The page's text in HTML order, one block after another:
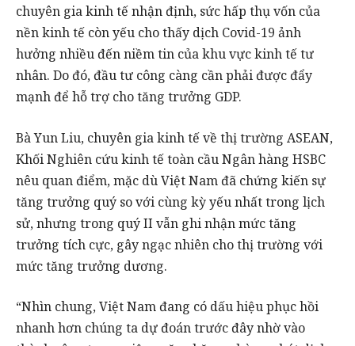
chuyên gia kinh tế nhận định, sức hấp thụ vốn của
nền kinh tế còn yếu cho thấy dịch Covid-19 ảnh
hưởng nhiều đến niềm tin của khu vực kinh tế tư
nhân. Do đó, đầu tư công càng cần phải được đẩy
mạnh để hỗ trợ cho tăng trưởng GDP.
Bà Yun Liu, chuyên gia kinh tế về thị trường ASEAN,
Khối Nghiên cứu kinh tế toàn cầu Ngân hàng HSBC
nêu quan điểm, mặc dù Việt Nam đã chứng kiến sự
tăng trưởng quý so với cùng kỳ yếu nhất trong lịch
sử, nhưng trong quý II vẫn ghi nhận mức tăng
trưởng tích cực, gây ngạc nhiên cho thị trường với
mức tăng trưởng dương.
“Nhìn chung, Việt Nam đang có dấu hiệu phục hồi
nhanh hơn chúng ta dự đoán trước đây nhờ vào